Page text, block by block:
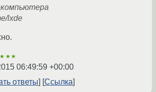
lxde
06:49:59 +00:00
ответы
Ссылка